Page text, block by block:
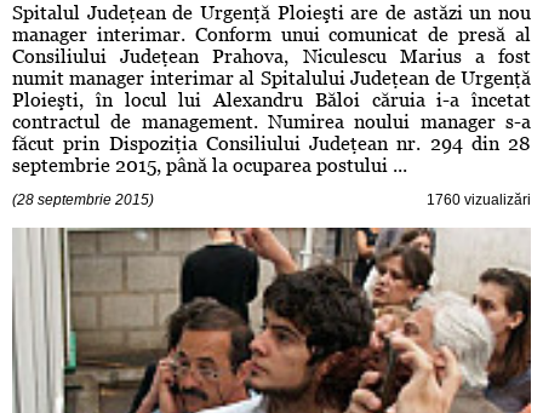
Spitalul Judeţean de Urgenţă Ploieşti are de astăzi un nou
manager interimar. Conform unui comunicat de presă al
Consiliului Judeţean Prahova, Niculescu Marius a fost
numit manager interimar al Spitalului Judeţean de Urgenţă
Ploieşti, în locul lui Alexandru Băloi căruia i-a încetat
contractul de management. Numirea noului manager s-a
făcut prin Dispoziţia Consiliului Judeţean nr. 294 din 28
septembrie 2015, până la ocuparea postului ...
(28 septembrie 2015) 1760 vizualizări